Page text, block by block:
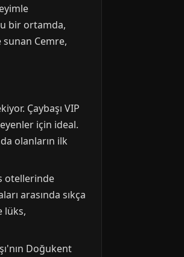
bir ortamda,
Cemre,
Çaybaşı VIP
için ideal.
olanların ilk
otellerinde
arasında sıkça
lüks,
Doğukent